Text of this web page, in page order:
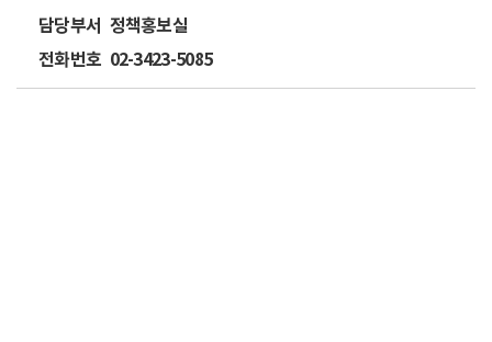
담당부서 정책홍보실
전화번호 02-3423-5085